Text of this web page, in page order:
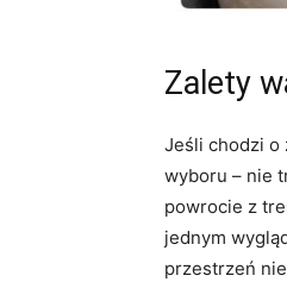
Zalety
Jeśli chodzi o
wyboru – nie
powrocie z
jednym
przestrzeń